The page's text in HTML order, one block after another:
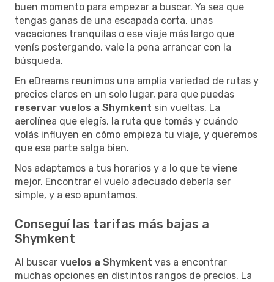
buen momento para empezar a buscar. Ya sea que
tengas ganas de una escapada corta, unas
vacaciones tranquilas o ese viaje más largo que
venís postergando, vale la pena arrancar con la
búsqueda.
En eDreams reunimos una amplia variedad de rutas y
precios claros en un solo lugar, para que puedas
reservar vuelos a Shymkent sin vueltas. La
aerolínea que elegís, la ruta que tomás y cuándo
volás influyen en cómo empieza tu viaje, y queremos
que esa parte salga bien.
Nos adaptamos a tus horarios y a lo que te viene
mejor. Encontrar el vuelo adecuado debería ser
simple, y a eso apuntamos.
Conseguí las tarifas más bajas a
Shymkent
Al buscar vuelos a Shymkent vas a encontrar
muchas opciones en distintos rangos de precios. La